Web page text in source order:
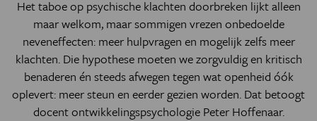
Het taboe op psychische klachten doorbreken lijkt alleen
maar welkom, maar sommigen vrezen onbedoelde
neveneffecten: meer hulpvragen en mogelijk zelfs meer
klachten. Die hypothese moeten we zorgvuldig en kritisch
benaderen én steeds afwegen tegen wat openheid óók
oplevert: meer steun en eerder gezien worden. Dat betoogt
docent ontwikkelingspsychologie Peter Hoffenaar.